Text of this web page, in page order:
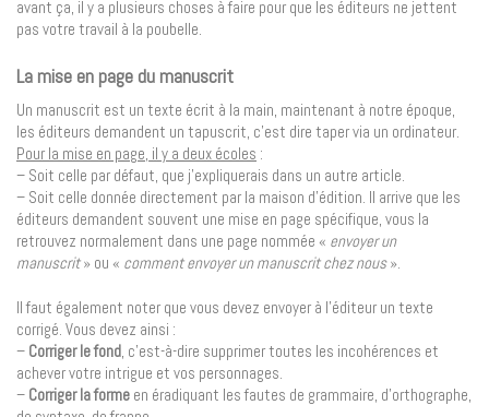
avant ça, il y a plusieurs choses à faire pour que les éditeurs ne jettent
pas votre travail à la poubelle.
La mise en page du manuscrit
Un manuscrit est un texte écrit à la main, maintenant à notre époque,
les éditeurs demandent un tapuscrit, c’est dire taper via un ordinateur.
Pour la mise en page, il y a deux écoles :
– Soit celle par défaut, que j’expliquerais dans un autre article.
– Soit celle donnée directement par la maison d’édition. Il arrive que les
éditeurs demandent souvent une mise en page spécifique, vous la
retrouvez normalement dans une page nommée « envoyer un
manuscrit» ou « comment envoyer un manuscrit chez nous».
Il faut également noter que vous devez envoyer à l’éditeur un texte
corrigé. Vous devez ainsi :
– Corriger le fond, c’est-à-dire supprimer toutes les incohérences et
achever votre intrigue et vos personnages.
– Corriger la forme en éradiquant les fautes de grammaire, d’orthographe,